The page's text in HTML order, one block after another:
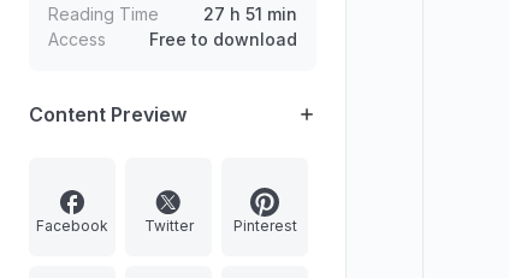
Reading Time
27 h 51 min
Access
Free to download
Content Preview
Facebook Twitter Pinterest